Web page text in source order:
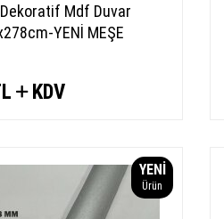
Mdf Duvar
YENİ MEŞE
KDV
YENI
Ürün